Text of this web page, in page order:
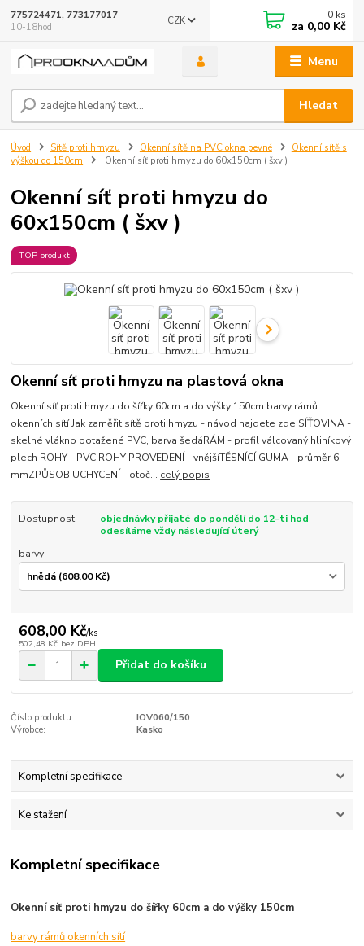
Menu
CZK
Hledat
775724471, 773177017
10-18hod
0 ks
za 0,00 Kč
Úvod Sítě proti hmyzu Okenní sítě na PVC okna pevné
Okenní sítě s
výškou do 150cm
Okenní síť proti hmyzu do 60x150cm ( šxv )
Okenní síť proti hmyzu do
60x150cm ( šxv )
TOP produkt
Okenní síť proti hmyzu na plastová okna
Okenní síť proti hmyzu do šířky 60cm a do výšky 150cm barvy rámů
okenních sítí Jak zaměřit sítě proti hmyzu - návod najdete zde SÍŤOVINA -
skelné vlákno potažené PVC, barva šedáRÁM - profil válcovaný hliníkový
plech ROHY - PVC ROHY PROVEDENÍ - vnějšíTĚSNÍCÍ GUMA - průměr 6
mmZPŮSOB UCHYCENÍ - otoč... celý popis
Dostupnost
objednávky přijaté do pondělí do 12-ti hod
odesíláme vždy následující úterý
barvy
608,00 Kč/ks
502,48 Kč bez DPH
Přidat do košíku
Číslo produktu:
IOV060/150
Výrobce:
Kasko
Kompletní specifikace
Ke stažení
Kompletní specifikace
Okenní síť proti hmyzu do šířky 60cm a do výšky 150cm
barvy rámů okenních sítí